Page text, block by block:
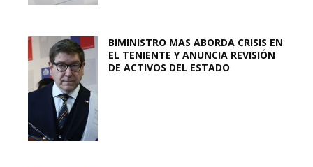
BIMINISTRO MAS ABORDA CRISIS EN
EL TENIENTE Y ANUNCIA REVISIÓN
DE ACTIVOS DEL ESTADO